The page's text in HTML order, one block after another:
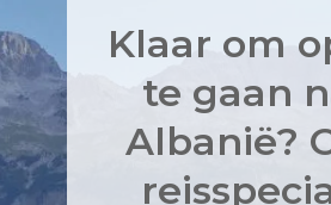
Klaar om
te gaan
Albanië?